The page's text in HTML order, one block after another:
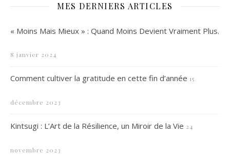
MES DERNIERS ARTICLES
« Moins Mais Mieux » : Quand Moins Devient Vraiment Plus.
8 janvier 2024
Comment cultiver la gratitude en cette fin d’année 15
décembre 2023
Kintsugi : L’Art de la Résilience, un Miroir de la Vie 24
novembre 2023